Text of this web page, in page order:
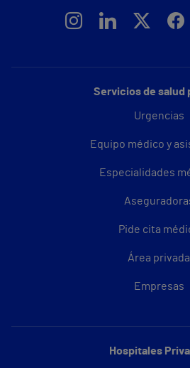
Servicios de salud
Urgencias
Equipo médico y
Especialidades
Pide cita
Área privada
Empresas
Hospitales